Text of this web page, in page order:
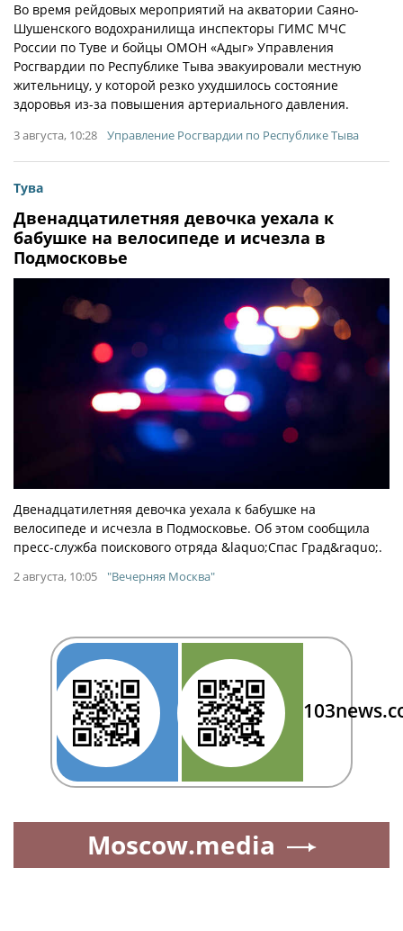
Во время рейдовых мероприятий на акватории Саяно-
Шушенского водохранилища инспекторы ГИМС МЧС
России по Туве и бойцы ОМОН «Адыг» Управления
Росгвардии по Республике Тыва эвакуировали местную
жительницу, у которой резко ухудшилось состояние
здоровья из-за повышения артериального давления.
3 августа, 10:28 Управление Росгвардии по Республике Тыва
Тува
Двенадцатилетняя девочка уехала к
бабушке на велосипеде и исчезла в
Подмосковье
Двенадцатилетняя девочка уехала к бабушке на
велосипеде и исчезла в Подмосковье. Об этом сообщила
пресс-служба поискового отряда &laquo;Спас Град&raquo;.
2 августа, 10:05 "Вечерняя Москва"
Moscow.media